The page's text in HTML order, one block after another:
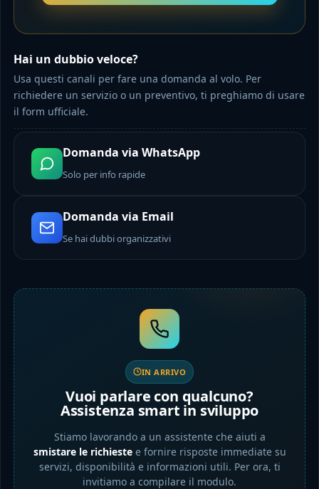
Hai un dubbio veloce?
Usa questi canali per fare una domanda al volo. Per
richiedere un servizio o un preventivo, ti preghiamo di usare
il form ufficiale.
Domanda via WhatsApp
Solo per info rapide
Domanda via Email
Se hai dubbi organizzativi
IN ARRIVO
Vuoi parlare con qualcuno?
Assistenza smart in sviluppo
Stiamo lavorando a un assistente che aiuti a
smistare le richiestee fornire risposte immediate su
servizi, disponibilità e informazioni utili. Per ora, ti
invitiamo a compilare il modulo.